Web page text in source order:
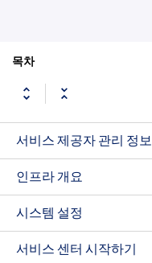
목차
서비스 제공자 관리 정보
인프라 개요
시스템 설정
서비스 센터 시작하기